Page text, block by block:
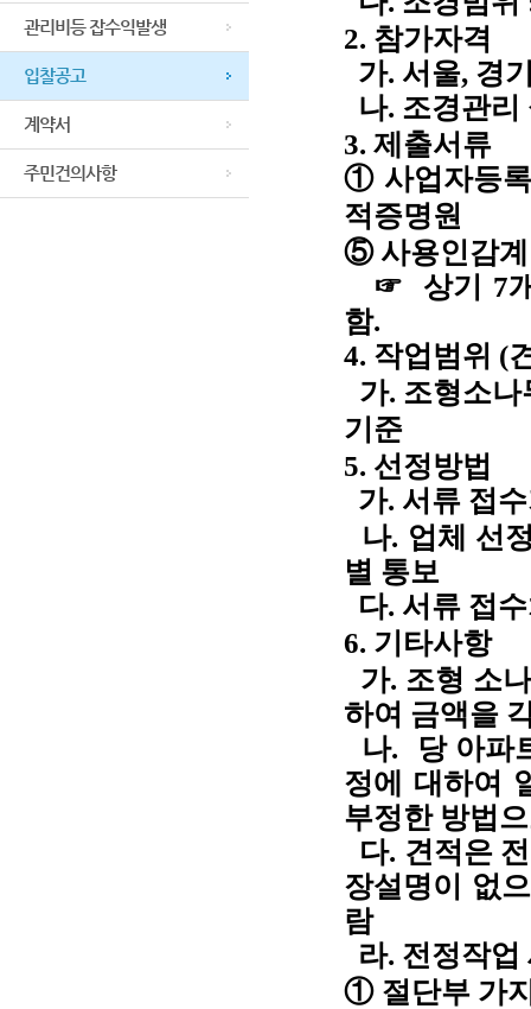
관리비등 잡수익발생
입찰공고
계약서
주민건의사항
2. 참가자격
가. 서울, 경
나. 조경관리
3. 제출서류
① 사업자등
적증명원
⑤ 사용인감
☞ 상기 7개
함.
4. 작업범위 (
가. 조형소
기준
5. 선정방법
가. 서류 접
나. 업체 선
별 통보
다. 서류 접
6. 기타사항
가. 조형 소
하여 금액을
나. 당 아파
정에 대하여
부정한 방법
다. 견적은
장설명이 없
람
라. 전정작업
① 절단부 가